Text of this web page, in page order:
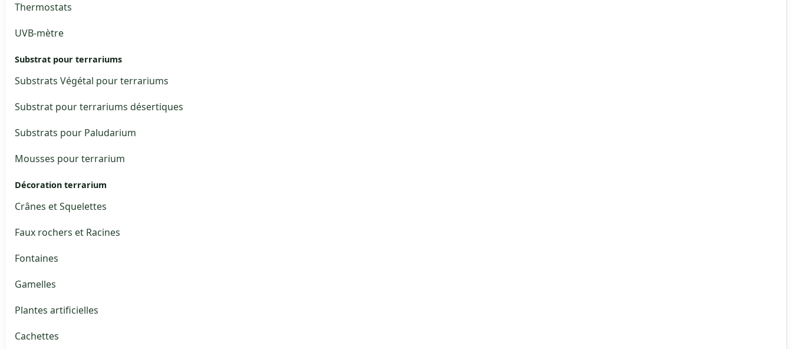
Thermostats
UVB-mètre
Substrat pour terrariums
Substrats Végétal pour terrariums
Substrat pour terrariums désertiques
Substrats pour Paludarium
Mousses pour terrarium
Décoration terrarium
Crânes et Squelettes
Faux rochers et Racines
Fontaines
Gamelles
Plantes artificielles
Cachettes